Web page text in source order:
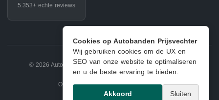
Cookies op Autobanden Prijsvechter
Wij gebruiken cookies om de UX en
SEO van onze website te optimaliseren
en u de beste ervaring te bieden.
Akkoord Sluiten
5.353+ echte reviews
© 2026 Autobanden Prijsvechter. Privacy | Voorwaarden
Onderdeel van EJ Banden Oosterhout